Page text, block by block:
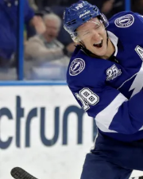
Cyklistika
DALŠÍ SPORTY
Americký fotbal
Baseball a softbal
Basketbal
NEPŘEHLÉDNĚTE
Soutěže
Historické návraty